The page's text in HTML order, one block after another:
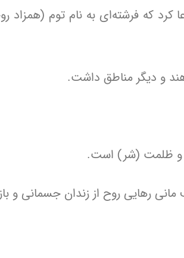
و ادعا کرد که فرشته‌ای به نام توم (همزاد
و ظلمت (شر) است.
رهایی روح از زندان جسمانی و